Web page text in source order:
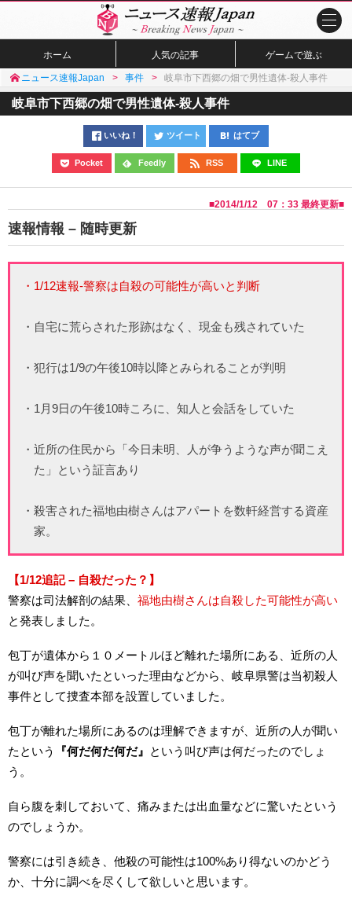
ホーム 人気の記事 ゲームで遊ぶ
ニュース速報Japan 事件 岐阜市下西郷の畑で男性遺体-殺人事件
岐阜市下西郷の畑で男性遺体-殺人事件
いいね！ ツイート はてブ
Pocket Feedly RSS LINE
■2014/1/12 07：33 最終更新■
速報情報 – 随時更新
・1/12速報-警察は自殺の可能性が高いと判断
・自宅に荒らされた形跡はなく、現金も残されていた
・犯行は1/9の午後10時以降とみられることが判明
・1月9日の午後10時ころに、知人と会話をしていた
・近所の住民から「今日未明、人が争うような声が聞こえ
た」という証言あり
・殺害された福地由樹さんはアパートを数軒経営する資産
家。
【1/12追記 – 自殺だった？】
警察は司法解剖の結果、 福地由樹さんは自殺した可能性が高い
と発表しました。
包丁が遺体から１０メートルほど離れた場所にある、近所の人
が叫び声を聞いたといった理由などから、岐阜県警は当初殺人
事件として捜査本部を設置していました。
包丁が離れた場所にあるのは理解できますが、近所の人が聞い
たという
『何だ何だ何だ』 という叫び声は何だったのでしょ
う。
自ら腹を刺しておいて、痛みまたは出血量などに驚いたという
のでしょうか。
警察には引き続き、他殺の可能性は100%あり得ないのかどう
か、十分に調べを尽くして欲しいと思います。